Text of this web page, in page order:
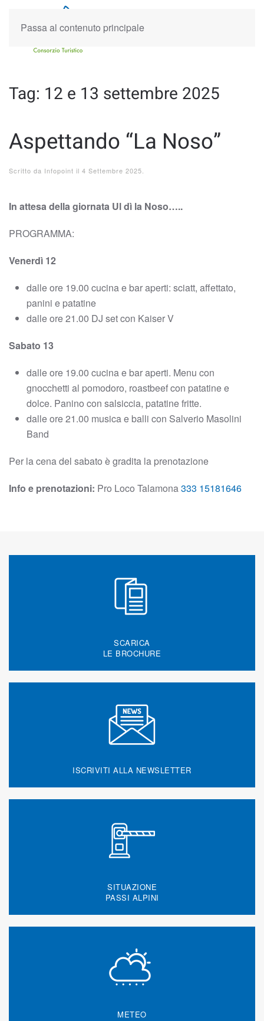
Passa al contenuto principale
Tag: 12 e 13 settembre 2025
Aspettando “La Noso”
Scritto da Infopoint il 4 Settembre 2025
In attesa della giornata Ul dì la Noso…..
PROGRAMMA:
Venerdì 12
dalle ore 19.00 cucina e bar aperti: sciatt, affettato,
panini e patatine
dalle ore 21.00 DJ set con Kaiser V
Sabato 13
dalle ore 19.00 cucina e bar aperti. Menu con
gnocchetti al pomodoro, roastbeef con patatine e
dolce. Panino con salsiccia, patatine fritte.
dalle ore 21.00 musica e balli con Salverio Masolini
Band
Per la cena del sabato è gradita la prenotazione
Info e prenotazioni: Pro Loco Talamona333 15181646
SCARICA
LE BROCHURE
ISCRIVITI ALLA NEWSLETTER
SITUAZIONE
PASSI ALPINI
METEO